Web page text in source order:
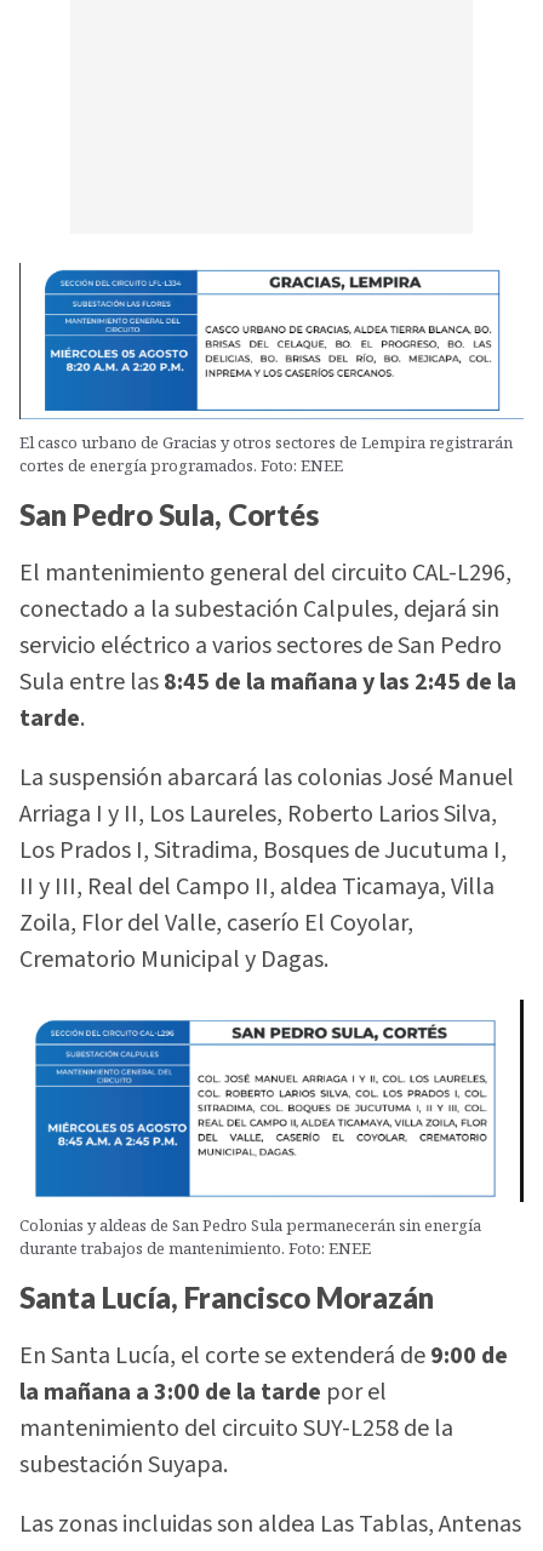
El casco urbano de Gracias y otros sectores de Lempira registrarán
cortes de energía programados. Foto: ENEE
San Pedro Sula, Cortés
El mantenimiento general del circuito CAL-L296,
conectado a la subestación Calpules, dejará sin
servicio eléctrico a varios sectores de San Pedro
Sula entre las8:45 de la mañana y las 2:45 de la
tarde.
La suspensión abarcará las colonias José Manuel
Arriaga I y II, Los Laureles, Roberto Larios Silva,
Los Prados I, Sitradima, Bosques de Jucutuma I,
II y III, Real del Campo II, aldea Ticamaya, Villa
Zoila, Flor del Valle, caserío El Coyolar,
Crematorio Municipal y Dagas.
Colonias y aldeas de San Pedro Sula permanecerán sin energía
durante trabajos de mantenimiento. Foto: ENEE
Santa Lucía, Francisco Morazán
En Santa Lucía, el corte se extenderá de9:00 de
la mañana a 3:00 de la tarde por el
mantenimiento del circuito SUY-L258 de la
subestación Suyapa.
Las zonas incluidas son aldea Las Tablas, Antenas